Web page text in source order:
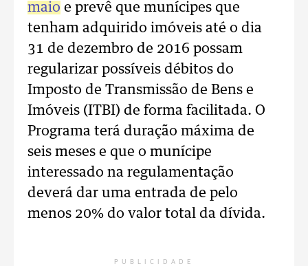
maio e prevê que munícipes que
tenham adquirido imóveis até o dia
31 de dezembro de 2016 possam
regularizar possíveis débitos do
Imposto de Transmissão de Bens e
Imóveis (ITBI) de forma facilitada. O
Programa terá duração máxima de
seis meses e que o munícipe
interessado na regulamentação
deverá dar uma entrada de pelo
menos 20% do valor total da dívida.
PUBLICIDADE